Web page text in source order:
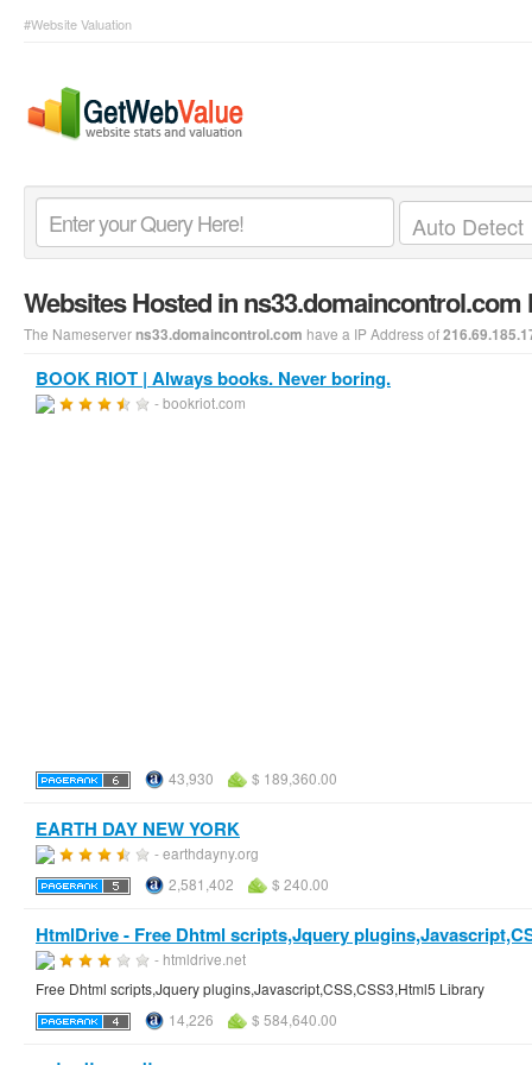
#Website Valuation
Websites Hosted in ns33.domaincontrol.com
The Nameserverns33.domaincontrol.com have a IP Address of
BOOK RIOT | Always books. Never boring.
- bookriot.com
43,930 $ 189,360.00
EARTH DAY NEW YORK
- earthdayny.org
2,581,402
$ 240.00
HtmlDrive - Free Dhtml scripts,Jquery
- htmldrive.net
Free Dhtml scripts,Jquery plugins,Javascript,CSS,CSS3,Html5 Library
14,226
$ 584,640.00